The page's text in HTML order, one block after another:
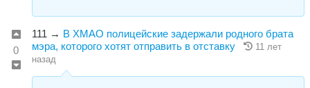
0
111 → В ХМАО полицейские задержали родного брата
мэра, которого хотят отправить в отставку
11 лет
назад